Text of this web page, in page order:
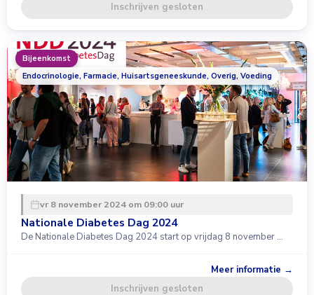
Inschrijven gesloten
Bijeenkomst
Endocrinologie, Farmacie, Huisartsgeneeskunde, Overig, Voeding
vr 8 november 2024 om 09:00 uur
Nationale Diabetes Dag 2024
De Nationale Diabetes Dag 2024 start op vrijdag 8 november …
Meer informatie →
Inschrijven gesloten